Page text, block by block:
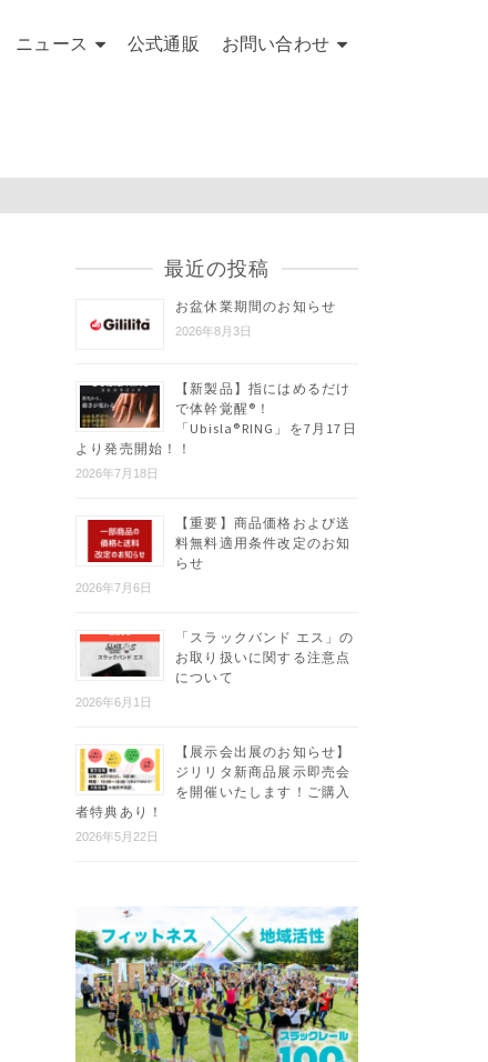
ニュース 公式通販 お問い合わせ
最近の投稿
お盆休業期間のお知らせ
2026年8月3日
【新製品】指にはめるだけ
で体幹覚醒®︎！
「Ubisla®︎RING」を7月17日
より発売開始！！
2026年7月18日
【重要】商品価格および送
料無料適用条件改定のお知
らせ
2026年7月6日
「スラックバンド エス」の
お取り扱いに関する注意点
について
2026年6月1日
【展示会出展のお知らせ】
ジリリタ新商品展示即売会
を開催いたします！ご購入
者特典あり！
2026年5月22日